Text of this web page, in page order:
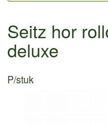
Seitz hor
deluxe
P/stuk